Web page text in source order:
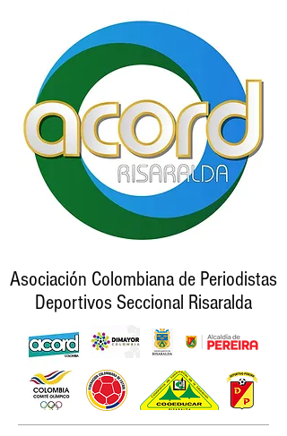
Asociación Colombiana de Periodistas
Deportivos Seccional Risaralda